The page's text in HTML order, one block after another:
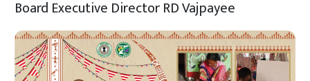
Board Executive Director RD Vajpayee